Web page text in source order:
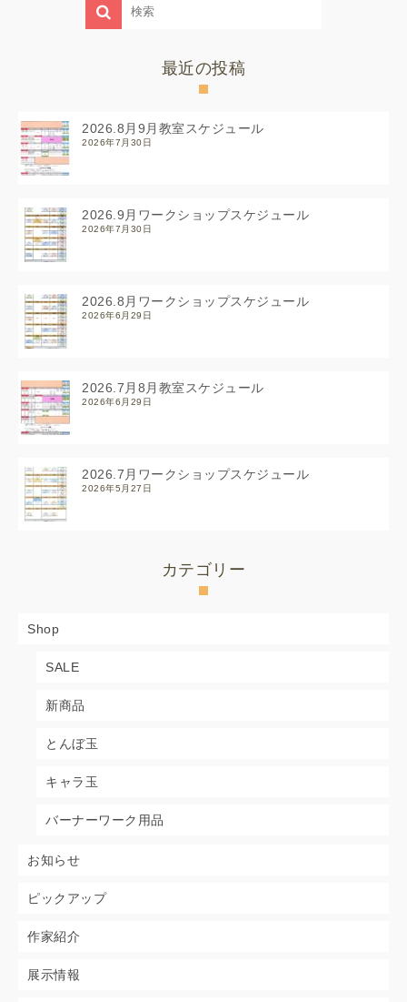
最近の投稿
2026.8月9月教室スケジュール
2026年7月30日
2026.9月ワークショップスケジュール
2026年7月30日
2026.8月ワークショップスケジュール
2026年6月29日
2026.7月8月教室スケジュール
2026年6月29日
2026.7月ワークショップスケジュール
2026年5月27日
カテゴリー
Shop
SALE
新商品
とんぼ玉
キャラ玉
バーナーワーク用品
お知らせ
ピックアップ
作家紹介
展示情報